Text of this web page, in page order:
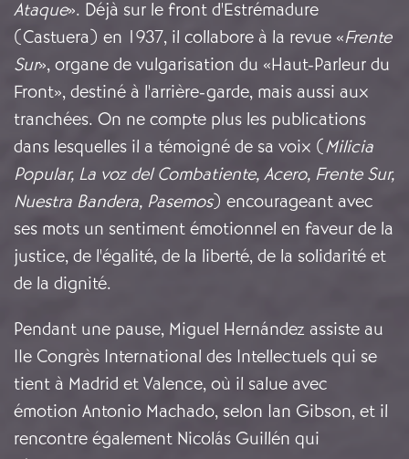
Ataque». Déjà sur le front d'Estrémadure
(Castuera) en 1937, il collabore à la revue «Frente
Sur», organe de vulgarisation du «Haut-Parleur du
Front», destiné à l'arrière-garde, mais aussi aux
tranchées. On ne compte plus les publications
dans lesquelles il a témoigné de sa voix (Milicia
Popular, La voz del Combatiente, Acero, Frente Sur,
Nuestra Bandera, Pasemos) encourageant avec
ses mots un sentiment émotionnel en faveur de la
justice, de l'égalité, de la liberté, de la solidarité et
de la dignité.
Pendant une pause, Miguel Hernández assiste au
IIe Congrès International des Intellectuels qui se
tient à Madrid et Valence, où il salue avec
émotion Antonio Machado, selon Ian Gibson, et il
rencontre également Nicolás Guillén qui